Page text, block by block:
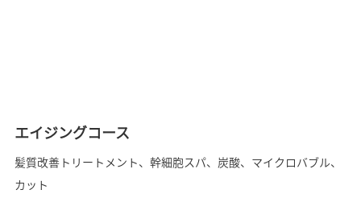
エイジングコース
髪質改善トリートメント、幹細胞スパ、炭酸、マイクロバブル、
カット